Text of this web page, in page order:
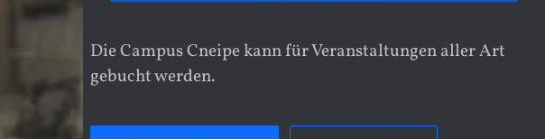
Die Campus Cneipe kann für Veranstaltungen aller Art
gebucht werden.